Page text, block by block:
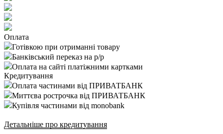
Оплата
Готівкою при отриманні товару
Банківський переказ на р/р
Оплата на сайті платіжними картками
Кредитування
Оплата частинами від ПРИВАТБАНК
Миттєва рострочка від ПРИВАТБАНК
Купівля частинами від monobank
Детальніше про кредитування